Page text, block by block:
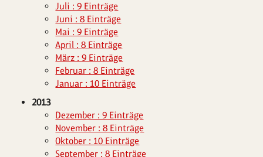
Juli : 9 Einträge
Juni : 8 Einträge
Mai : 9 Einträge
April : 8 Einträge
März : 9 Einträge
Februar : 8 Einträge
Januar : 10 Einträge
2013
Dezember : 9 Einträge
November : 8 Einträge
Oktober : 10 Einträge
September : 8 Einträge